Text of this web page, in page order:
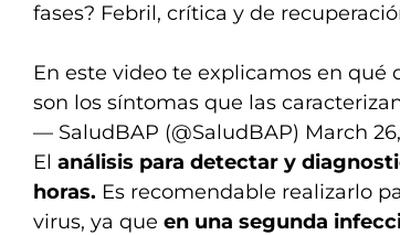
fases? Febril, crítica y de
En este video te explicamos en qué
son los síntomas que las
— SaludBAP (@SaludBAP) March
El análisis para detectar y
horas. Es recomendable realizarlo
virus, ya que en una segunda